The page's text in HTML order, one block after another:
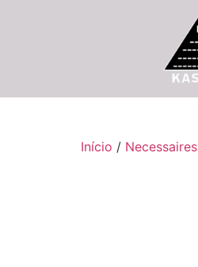
Início / Necessaires